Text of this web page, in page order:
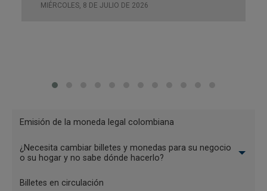
Bicentenario de la Independencia de Colombia
MIÉRCOLES, 8 DE JULIO DE 2026
Menu
Emisión de la moneda legal colombiana
¿Necesita cambiar billetes y monedas para su negocio
o su hogar y no sabe dónde hacerlo?
Billetes en circulación